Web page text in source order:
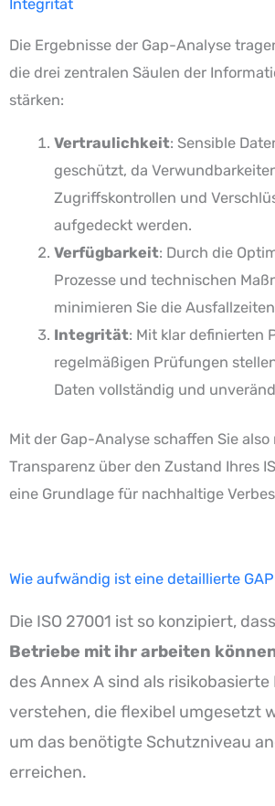
Integrität
Die Ergebnisse der Gap-Analyse
die drei zentralen Säulen der
stärken:
Vertraulichkeit: Sensible
geschützt, da
Zugriffskontrollen und
aufgedeckt werden.
Verfügbarkeit: Durch die
Prozesse und technischen
minimieren Sie die
Integrität: Mit klar definierten
regelmäßigen Prüfungen
Daten vollständig und
Mit der Gap-Analyse schaffen Sie
Transparenz über den Zustand Ihres
eine Grundlage für nachhaltige
Wie aufwändig ist eine detaillierte
Die ISO 27001 ist so konzipiert, dass
Betriebe mit ihr arbeiten
des Annex A sind als
verstehen, die flexibel umgesetzt
um das benötigte Schutzniveau
erreichen.